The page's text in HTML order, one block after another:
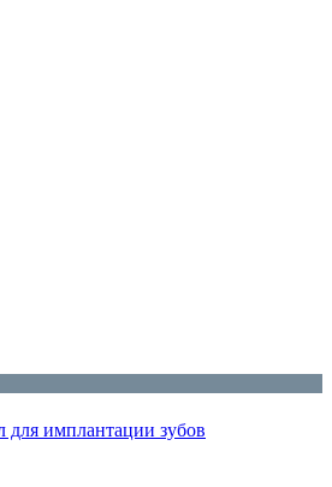
для имплантации зубов